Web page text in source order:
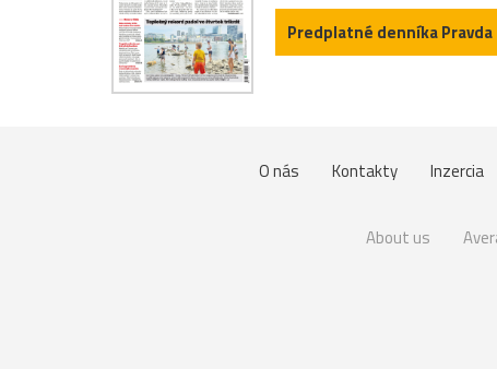
Predplatné denníka Pravda
O nás Kontakty Inzercia
About us